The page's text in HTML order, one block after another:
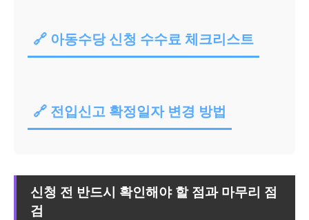
🔗 아동수당 신청 수수료 체크리스트
🔗 전입신고 확정일자 변경 방법
신청 전 반드시 확인해야 할 점과 마무리 점
검